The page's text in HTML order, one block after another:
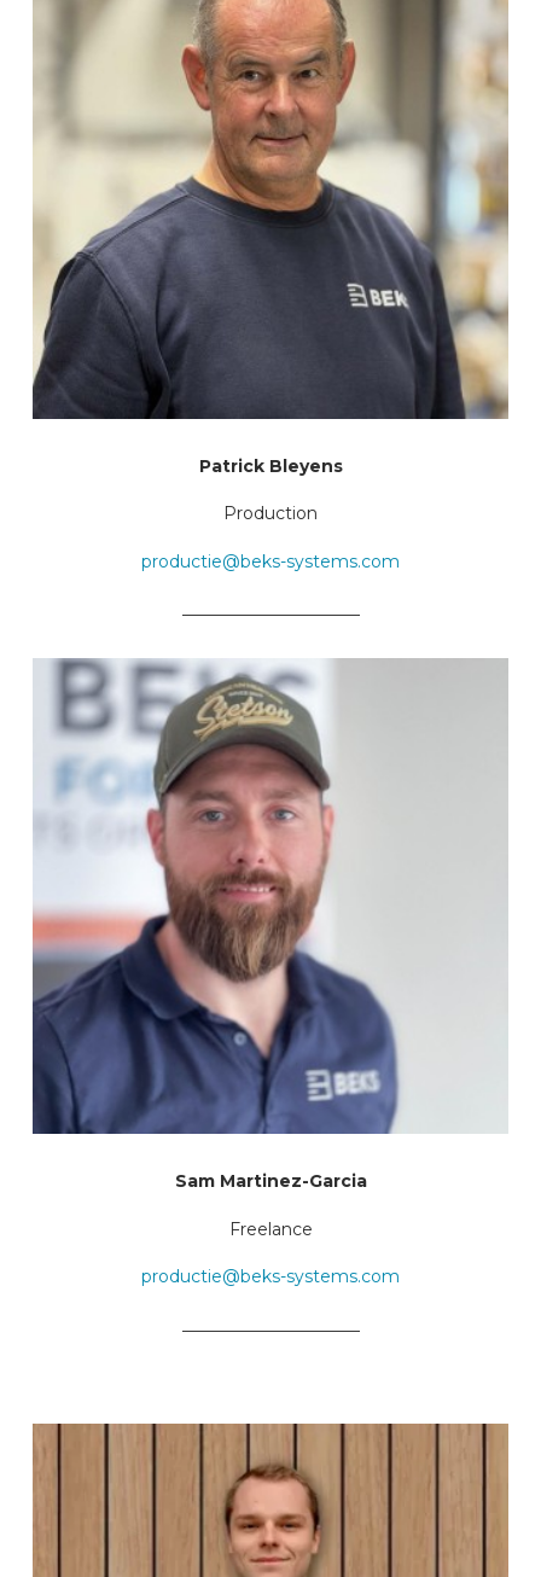
Patrick Bleyens
Production
productie@beks-systems.com
Sam Martinez-Garcia
Freelance
productie@beks-systems.com